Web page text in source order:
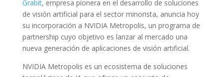
Grabit, empresa pionera en el desarrollo de soluciones
de visión artificial para el sector minorista, anuncia hoy
su incorporación a NVIDIA Metropolis, un programa de
partnership cuyo objetivo es lanzar al mercado una
nueva generación de aplicaciones de visión artificial.
NVIDIA Metropolis es un ecosistema de soluciones